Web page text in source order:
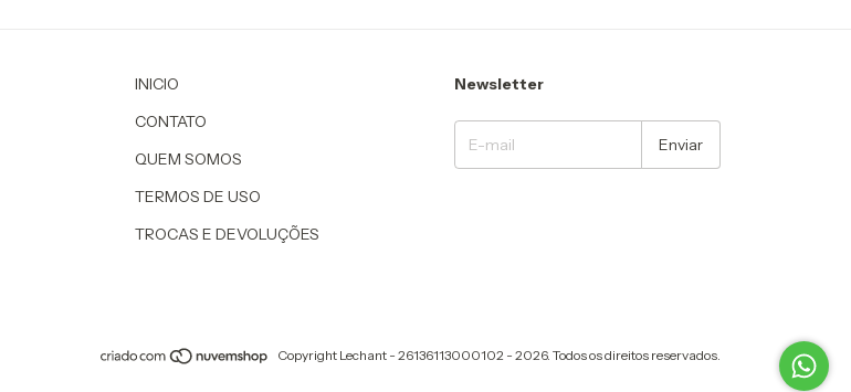
INICIO
CONTATO
QUEM SOMOS
TERMOS DE USO
TROCAS E DEVOLUÇÕES
Newsletter
Copyright Lechant - 26136113000102 - 2026. Todos os direitos reservados.